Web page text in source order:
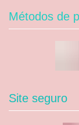
Métodos de
Site seguro